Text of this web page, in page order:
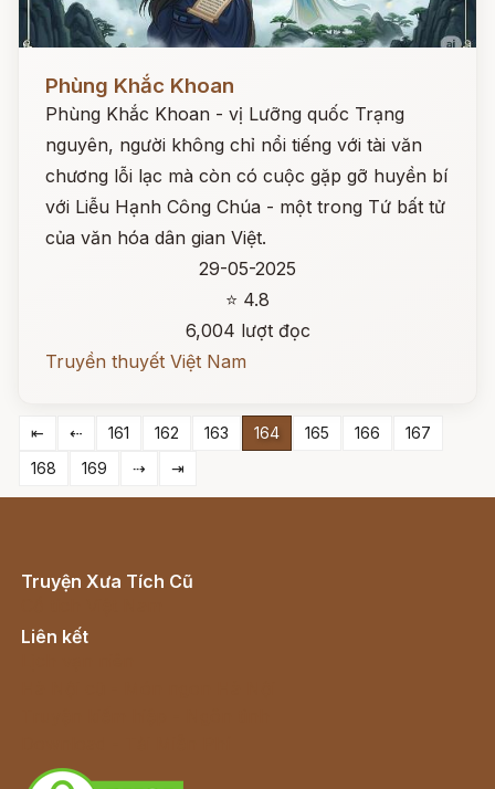
Phùng Khắc Khoan
Phùng Khắc Khoan - vị Lưỡng quốc Trạng
nguyên, người không chỉ nổi tiếng với tài văn
chương lỗi lạc mà còn có cuộc gặp gỡ huyền bí
với Liễu Hạnh Công Chúa - một trong Tứ bất tử
của văn hóa dân gian Việt.
29-05-2025
⭐ 4.8
6,004 lượt đọc
Truyền thuyết Việt Nam
⇤ ⇠ 161 162 163 164 165 166
167
168
169 ⇢ ⇥
Truyện Xưa Tích Cũ
Liên kết